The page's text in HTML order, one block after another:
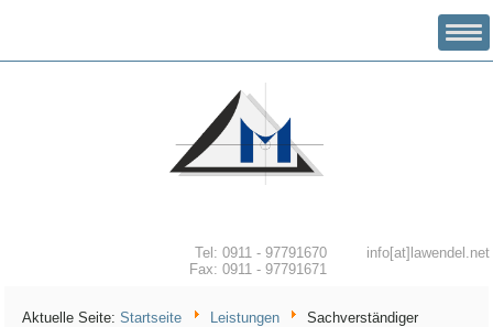
Tel: 0911 - 97791670
Fax: 0911 - 97791671
info[at]lawendel.net
Aktuelle Seite:Startseite Leistungen Sachverständiger